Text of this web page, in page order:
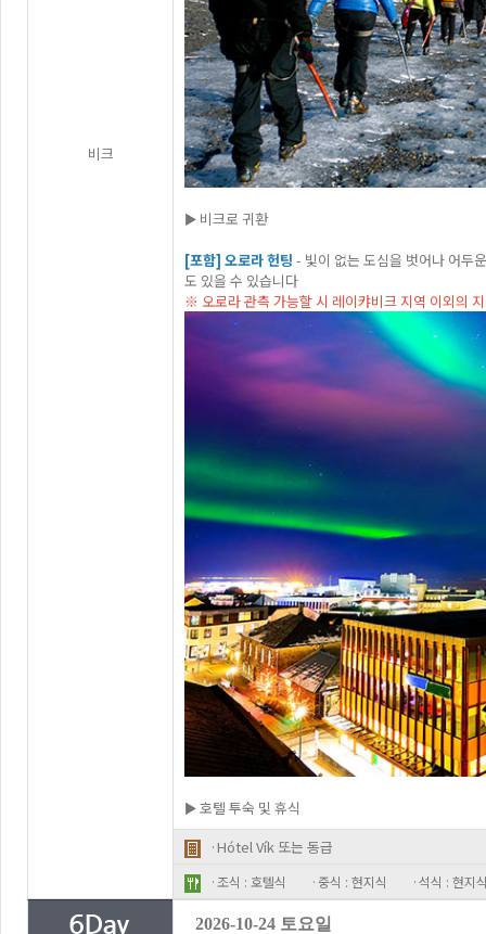
비크
► 비크로 귀환
[포함] 오로라 헌팅 - 빛이 없는 도심을 벗어나 어두
도 있을 수 있습니다
※ 오로라 관측 가능할 시 레이캬비크 지역 이외의
► 호텔 투숙 및 휴식
·Hótel Vík 또는 동급
·조식 : 호텔식 ·중식 : 현지식 ·석식 : 현지
2026-10-24 토요일